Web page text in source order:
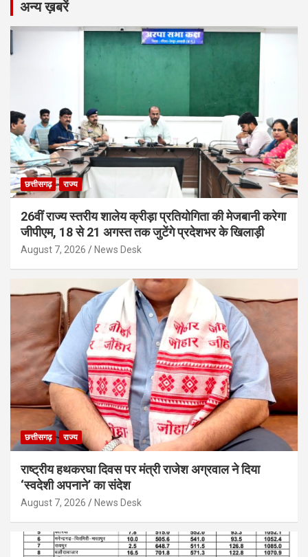
अन्य ख़बरें
छत्तीसगढ़ राज्य
26वीं राज्य स्तरीय शालेय क्रीड़ा प्रतियोगिता की मेजबानी करेगा
जीपीएम, 18 से 21 अगस्त तक जुटेंगे प्रदेशभर के खिलाड़ी
August 7, 2026 News Desk
छत्तीसगढ़ राज्य
राष्ट्रीय हथकरघा दिवस पर मंत्री राजेश अग्रवाल ने दिया
‘स्वदेशी अपनाने’ का संदेश
August 7, 2026 News Desk